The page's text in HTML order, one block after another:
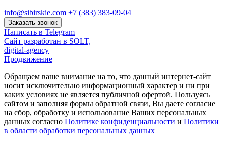
info@sibirskie.com +7 (383) 383-09-04
Заказать звонок
Написать в Telegram
Сайт разработан в SOLT,
digital-agency
Продвижение
Обращаем ваше внимание на то, что данный интернет-сайт
носит исключительно информационный характер и ни при
каких условиях не является публичной офертой. Пользуясь
сайтом и заполняя формы обратной связи, Вы даете согласие
на сбор, обработку и использование Ваших персональных
данных согласно Политике конфиденциальности и Политики
в области обработки персональных данных